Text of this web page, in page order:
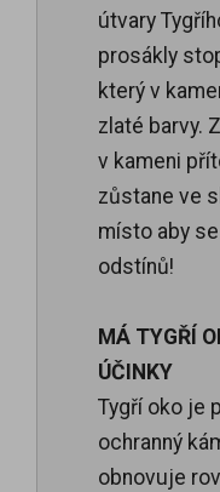
útvary
prosákly
který v
zlaté barvy.
v kameni
zůstane ve
místo aby
odstínů!
MÁ TYGŘÍ
ÚČINKY
Tygří oko je
ochranný
obnovuje